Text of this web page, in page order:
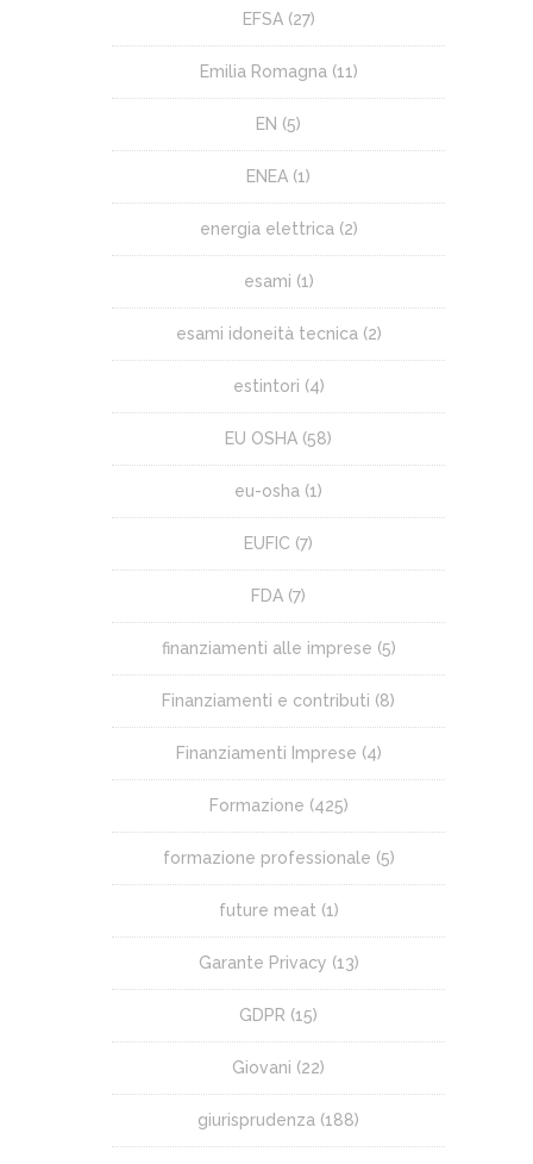
EFSA(27)
Emilia Romagna (11)
EN (5)
ENEA (1)
energia elettrica (2)
esami (1)
esami idoneità tecnica (2)
estintori (4)
EU OSHA (58)
eu-osha (1)
EUFIC (7)
FDA (7)
finanziamenti alle imprese (5)
Finanziamenti e contributi (8)
Finanziamenti Imprese (4)
Formazione (425)
formazione professionale (5)
future meat (1)
Garante Privacy (13)
GDPR (15)
Giovani (22)
giurisprudenza (188)